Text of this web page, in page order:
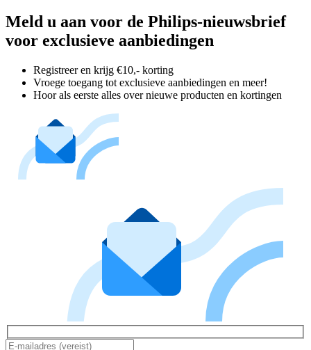
Meld u aan voor de Philips-nieuwsbrief
voor exclusieve aanbiedingen
Registreer en krijg €10,- korting
Vroege toegang tot exclusieve aanbiedingen en meer!
Hoor als eerste alles over nieuwe producten en kortingen